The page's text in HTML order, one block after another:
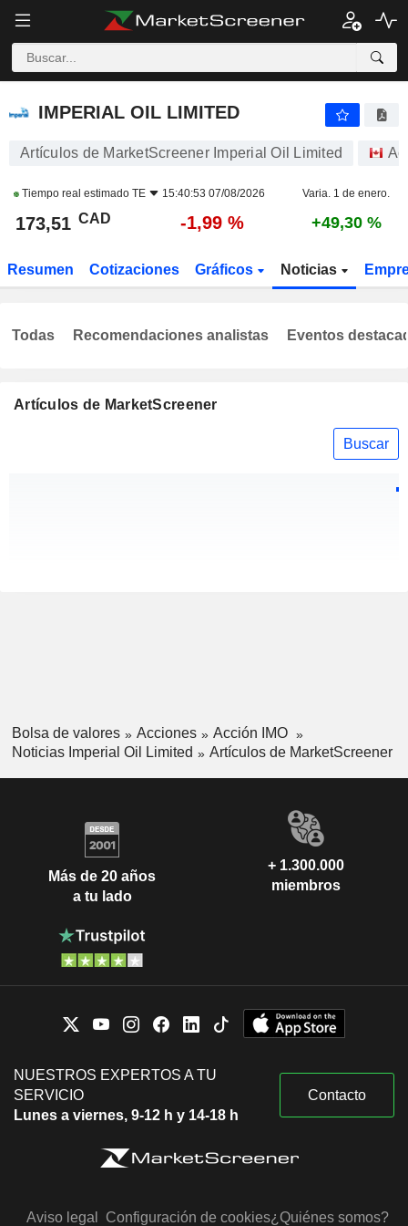
IMPERIAL OIL LIMITED
IMPERIAL OIL LIMITED
Artículos de MarketScreener Imperial Oil Limited
Tiempo real estimado TE 15:40:53 07/08/2026 Varia. 1 de enero.
173,51 CAD -1,99 % +49,30 %
Resumen Cotizaciones Gráficos Noticias
Artículos de MarketScreener
Buscar
Todas Recomendaciones analistas Eventos
Bolsa de valores Acciones
Acción IMO
Noticias Imperial Oil Limited
Artículos de MarketScreener
Más de 20 años
a tu lado
+ 1.300.000
miembros
NUESTROS EXPERTOS A TU
SERVICIO
Lunes a viernes, 9-12 h y 14-18 h
Contacto
Aviso legal Configuración de cookies¿Quiénes somos?